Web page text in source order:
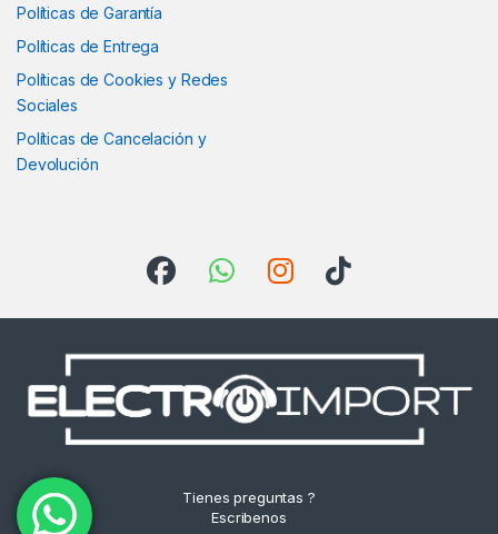
Políticas de Garantía
Políticas de Entrega
Políticas de Cookies y Redes
Sociales
Políticas de Cancelación y
Devolución
Tienes preguntas ?
Escribenos